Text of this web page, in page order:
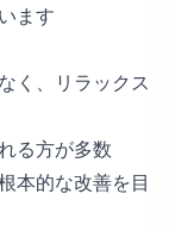
ます
く、リラックス
る方が多数
本的な改善を目